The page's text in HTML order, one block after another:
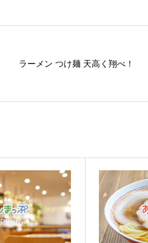
ラーメン つけ麺 天高く翔べ！